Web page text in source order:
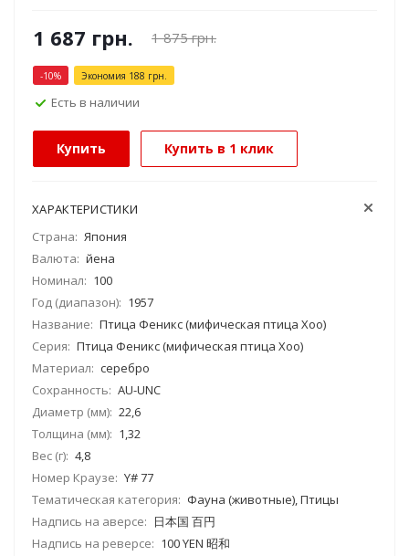
1 687 грн. 1 875грн.
-10% Экономия 188 грн.
Есть в наличии
Купить Купить в 1 клик
ХАРАКТЕРИСТИКИ
Страна: Япония
Валюта: йена
Номинал: 100
Год (диапазон): 1957
Название: Птица Феникс (мифическая птица Хоо)
Серия: Птица Феникс (мифическая птица Хоо)
Материал: серебро
Сохранность: AU-UNC
Диаметр (мм): 22,6
Толщина (мм): 1,32
Вес (г): 4,8
Номер Краузе: Y# 77
Тематическая категория: Фауна (животные), Птицы
Надпись на аверсе: 日本国 百円
Надпись на реверсе: 100 YEN 昭和